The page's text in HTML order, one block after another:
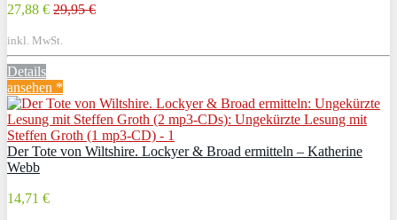
27,88 € 29,95 €
inkl. MwSt.
Details
ansehen *
Der Tote von Wiltshire. Lockyer & Broad ermitteln – Katherine
Webb
14,71 €